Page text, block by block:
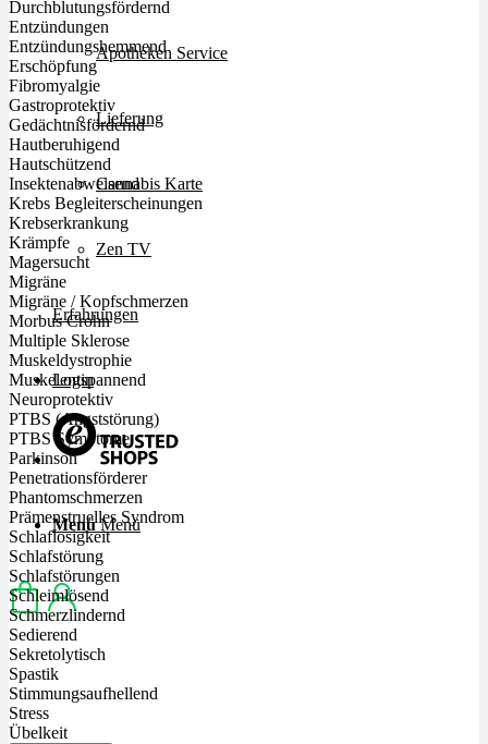
Apotheken Service
Lieferung
Cannabis Karte
Zen TV
Erfahrungen
Login
Menü Menü
Durchblutungsfördernd
Entzündungen
Entzündungshemmend
Erschöpfung
Fibromyalgie
Gastroprotektiv
Gedächtnisfördernd
Hautberuhigend
Hautschützend
Insektenabweisend
Krebs Begleiterscheinungen
Krebserkrankung
Krämpfe
Magersucht
Migräne
Migräne / Kopfschmerzen
Morbus Crohn
Multiple Sklerose
Muskeldystrophie
Muskelentspannend
Neuroprotektiv
PTBS (Angststörung)
PTBS Symptome
Parkinson
Penetrationsförderer
Phantomschmerzen
Prämenstruelles Syndrom
Schlaflosigkeit
Schlafstörung
Schlafstörungen
Schleimlösend
Schmerzlindernd
Sedierend
Sekretolytisch
Spastik
Stimmungsaufhellend
Stress
Übelkeit